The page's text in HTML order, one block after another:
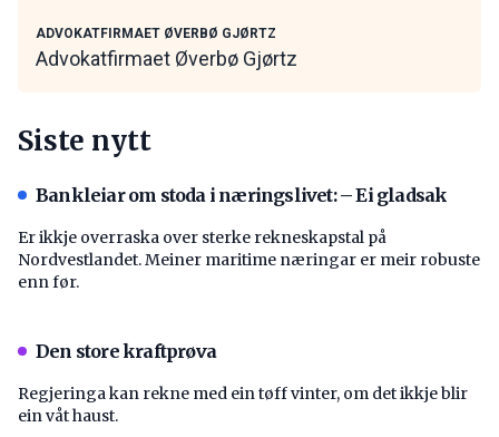
ADVOKATFIRMAET ØVERBØ GJØRTZ
Advokatfirmaet Øverbø Gjørtz
Siste nytt
Bankleiar om stoda i næringslivet: – Ei gladsak
Er ikkje overraska over sterke rekneskapstal på
Nordvestlandet. Meiner maritime næringar er meir robuste
enn før.
Den store kraftprøva
Regjeringa kan rekne med ein tøff vinter, om det ikkje blir
ein våt haust.